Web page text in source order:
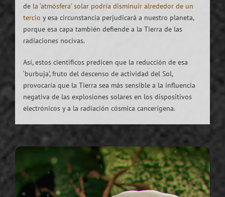
de la ‘atmósfera’ solar podría disminuir alrededor de un
tercio y esa circunstancia perjudicará a nuestro planeta,
porque esa capa también defiende a la Tierra de las
radiaciones nocivas.
Así, estos científicos predicen que la reducción de esa
‘burbuja’, fruto del descenso de actividad del Sol,
provocaría que la Tierra sea más sensible a la influencia
negativa de las explosiones solares en los dispositivos
electrónicos y a la radiación cósmica cancerígena.